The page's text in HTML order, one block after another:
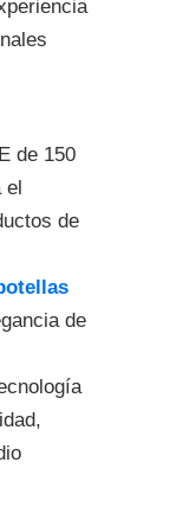
de 150
el
de
de